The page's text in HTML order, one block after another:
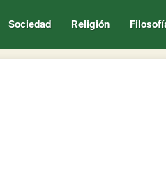
Sociedad Religión